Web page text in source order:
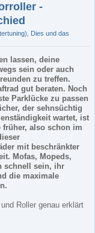
-
Dies und das
lassen, deine
sein oder auch
zu treffen.
gut beraten. Noch
Parklücke zu passen
der sehnsüchtig
wartet, ist
also schon im
mit beschränkter
Mofas, Mopeds,
schnell sein, ihr
die maximale
Roller genau erklärt